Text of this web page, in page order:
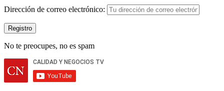
Dirección de correo electrónico:
No te preocupes, no es spam